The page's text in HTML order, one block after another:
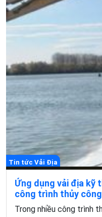
Tin tức Vải Địa
Ứng dụng vải địa kỹ
công trình thủy công
Trong nhiều công trình